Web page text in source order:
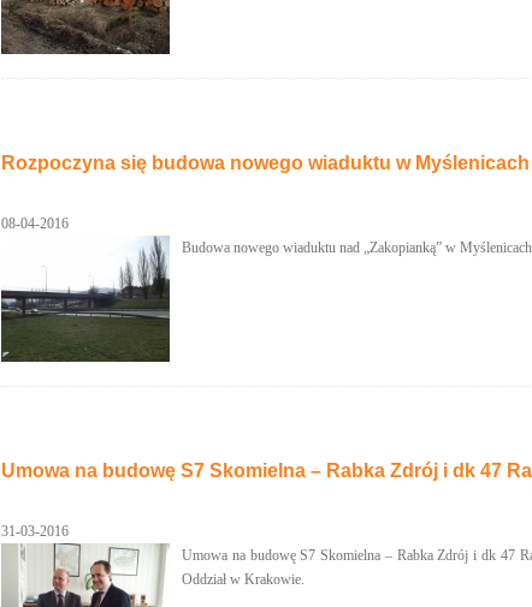
Rozpoczyna się budowa nowego wiaduktu w
08-04-2016
Budowa nowego wiaduktu nad „Zakopianką” w
Umowa na budowę S7 Skomielna – Rabka Zdrój i dk 47
31-03-2016
Umowa na budowę S7 Skomielna – Rabka Zdrój i dk 47
Oddział w Krakowie.